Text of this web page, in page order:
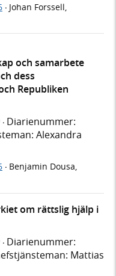
· Johan Forssell,
och samarbete
dess
Republiken
· Diarienummer:
Alexandra
· Benjamin Dousa,
om rättslig hjälp i
· Diarienummer:
Mattias